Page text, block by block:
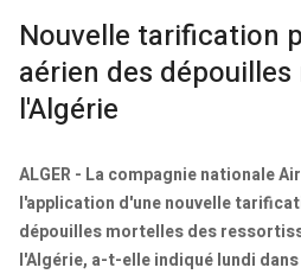
Nouvelle tarification
aérien des
l'Algérie
ALGER - La compagnie nationale
l'application d'une nouvelle
dépouilles mortelles des
l'Algérie, a-t-elle indiqué lundi